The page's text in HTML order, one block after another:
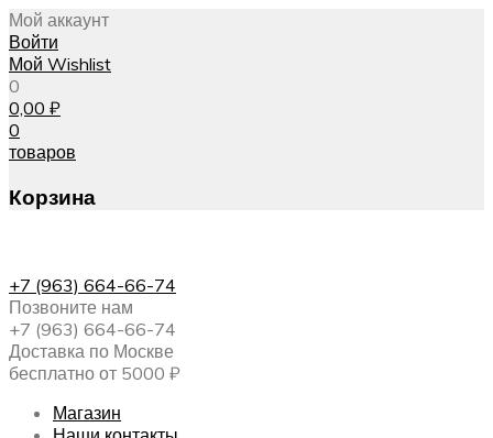
Мой аккаунт
Войти
Мой Wishlist
0
0,00 ₽
0
товаров
Корзина
+7 (963) 664-66-74
Позвоните нам
+7 (963) 664-66-74
Доставка по Москве
бесплатно от 5000 ₽
Магазин